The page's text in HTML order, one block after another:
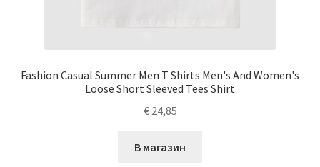
Fashion Casual Summer Men T Shirts Men's And Women's
Loose Short Sleeved Tees Shirt
€24,85
В магазин